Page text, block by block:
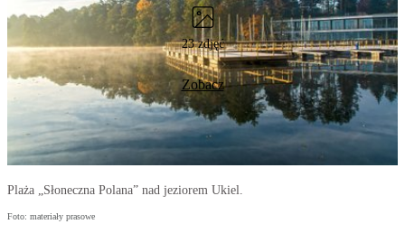
23 zdjęć
Zobacz
Plaża „Słoneczna Polana” nad jeziorem Ukiel.
Foto: materiały prasowe